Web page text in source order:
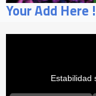
Your Add Here
Estabilidad